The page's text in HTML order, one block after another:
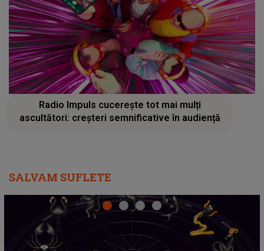
Radio Impuls cucerește tot mai mulți
ascultători: creșteri semnificative în audiență
SALVAM SUFLETE